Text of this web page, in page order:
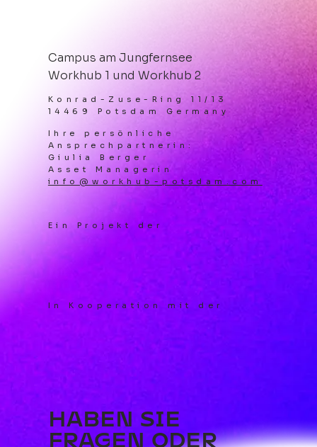
Campus am Jungfernsee
Workhub 1 und Workhub 2
Konrad-Zuse-Ring 11/13
14469 Potsdam Germany
Ihre persönliche
Ansprechpartnerin:
Giulia Berger
Asset Managerin
info@workhub-potsdam.com
Ein Projekt der
In Kooperation mit der
HABEN SIE
FRAGEN ODER